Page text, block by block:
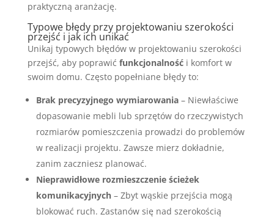
praktyczną aranżację.
Typowe błędy przy projektowaniu szerokości
przejść i jak ich unikać
Unikaj typowych błędów w projektowaniu szerokości
przejść, aby poprawić funkcjonalnośći komfort w
swoim domu. Często popełniane błędy to:
Brak precyzyjnego wymiarowania– Niewłaściwe
dopasowanie mebli lub sprzętów do rzeczywistych
rozmiarów pomieszczenia prowadzi do problemów
w realizacji projektu. Zawsze mierz dokładnie,
zanim zaczniesz planować.
Nieprawidłowe rozmieszczenie ścieżek
komunikacyjnych– Zbyt wąskie przejścia mogą
blokować ruch. Zastanów się nad szerokością